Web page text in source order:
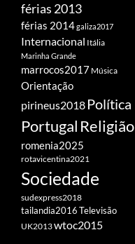
férias 2013
férias 2014galiza2017
Internacional Itália
Marinha Grande
marrocos2017 Música
Orientação
pirineus2018 Política
Portugal Religião
romenia2025
rotavicentina2021
Sociedade
sudexpress2018
tailandia2016Televisão
UK2013wtoc2015